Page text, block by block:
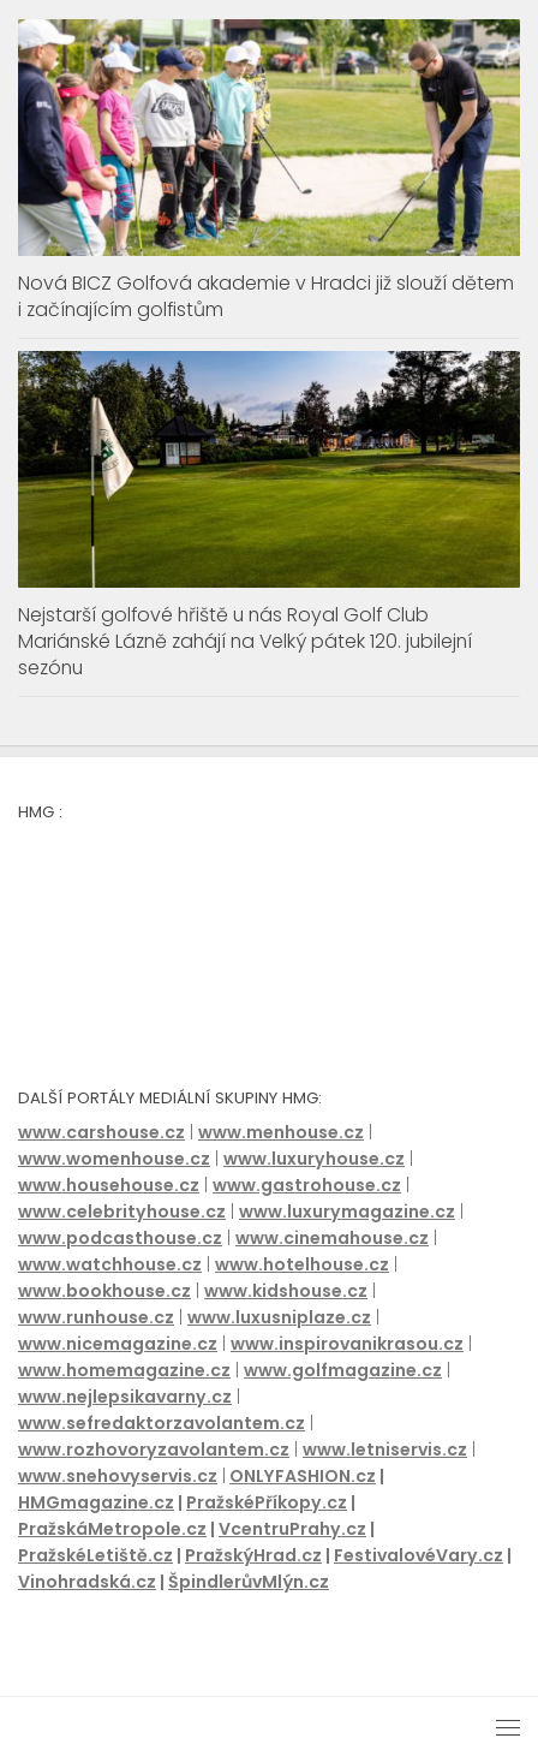
Nová BICZ Golfová akademie v Hradci již slouží dětem
i začínajícím golfistům
Nejstarší golfové hřiště u nás Royal Golf Club
Mariánské Lázně zahájí na Velký pátek 120. jubilejní
sezónu
HMG :
DALŠÍ PORTÁLY MEDIÁLNÍ SKUPINY HMG:
www.carshouse.cz www.menhouse.cz
www.womenhouse.cz www.luxuryhouse.cz
www.househouse.cz www.gastrohouse.cz
www.celebrityhouse.cz www.luxurymagazine.cz
www.podcasthouse.cz www.cinemahouse.cz
www.watchhouse.cz www.hotelhouse.cz
www.bookhouse.cz www.kidshouse.cz
www.runhouse.cz www.luxusniplaze.cz
www.nicemagazine.cz www.inspirovanikrasou.cz
www.homemagazine.cz www.golfmagazine.cz
www.nejlepsikavarny.cz
www.sefredaktorzavolantem.cz
www.rozhovoryzavolantem.cz www.letniservis.cz
www.snehovyservis.cz ONLYFASHION.cz |
HMGmagazine.cz | PražskéPříkopy.cz |
PražskáMetropole.cz | VcentruPrahy.cz |
PražskéLetiště.cz | PražskýHrad.cz | FestivalovéVary.cz |
Vinohradská.cz | ŠpindlerůvMlýn.cz